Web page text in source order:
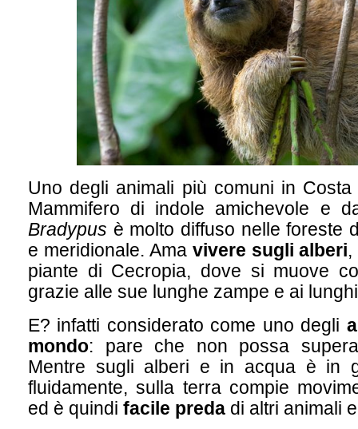
Uno degli animali più comuni in
Mammifero di indole amichevole e
Bradypus è molto diffuso nelle foreste
e meridionale. Ama vivere sugli alberi,
piante di Cecropia, dove si muove
grazie alle sue lunghe zampe e ai
E? infatti considerato come uno degli
mondo: pare che non possa
Mentre sugli alberi e in acqua è in
fluidamente, sulla terra compie
ed è quindi facile preda di altri animali